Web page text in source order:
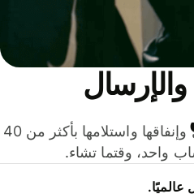
وفّر المال عند إرسال الأموال وإنفاقها واستلامها بأكثر من 40
وقتما تشاء.